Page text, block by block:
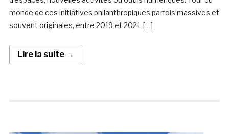
monde de ces initiatives philanthropiques parfois massives et
souvent originales, entre 2019 et 2021. […]
Lire la suite →